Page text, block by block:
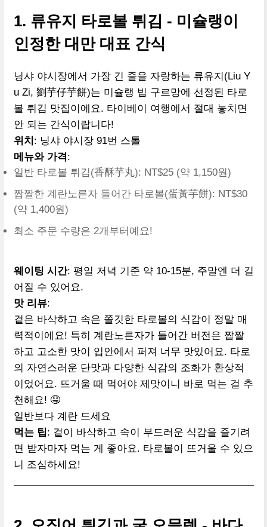
1. 류유지 타로볼 튀김 - 미슐랭이
인정한 대만 대표 간식
닝샤 야시장에서 가장 긴 줄을 자랑하는 류유지(Liu Y
u Zi, 劉芋仔芋餅)는 미슐랭 빕 구르망에 선정된 타로
볼 튀김 맛집이에요. 타이베이 여행에서 절대 놓치면
안 되는 간식이랍니다!
위치 : 닝샤 야시장 91번 스톨
메뉴와 가격:
일반 타로볼 튀김(香酥芋丸): NT$25 (약 1,150원)
짭짤한 계란노른자 들어간 타로볼(蛋黃芋餅): NT$30
(약 1,400원)
최소 주문 수량은 2개부터예요!
웨이팅 시간: 평일 저녁 기준 약 10-15분, 주말엔 더 길
어질 수 있어요.
맛 리뷰:
겉은 바삭하고 속은 쫄깃한 타로볼의 식감이 정말 매
력적이에요! 특히 계란노른자가 들어간 버전은 짭짤
하고 고소한 맛이 입안에서 퍼져 너무 맛있어요. 타로
의 자연스러운 단맛과 다양한 식감의 조화가 환상적
이었어요. 뜨거울 때 먹어야 제맛이니 바로 먹는 걸 추
천해요! 🤤
일반보다 계란 드세요
먹는 팁: 겉이 바삭하고 속이 부드러운 식감을 즐기려
면 받자마자 먹는 게 좋아요. 타로볼이 뜨거울 수 있으
니 조심하세요!